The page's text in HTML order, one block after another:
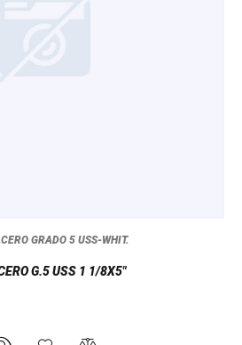
GRADO 5 USS-WHIT.
G.5 USS 1 1/8X5"